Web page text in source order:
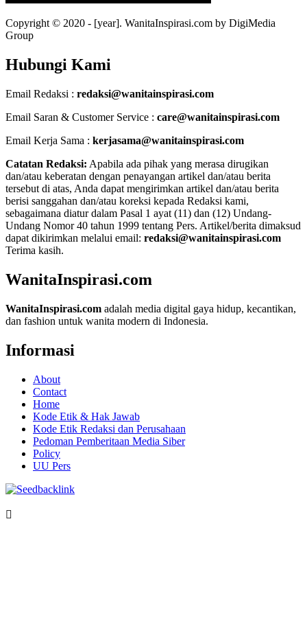
Copyright © 2020 - [year]. WanitaInspirasi.com by DigiMedia
Group
Hubungi Kami
Email Redaksi : redaksi@wanitainspirasi.com
Email Saran & Customer Service : care@wanitainspirasi.com
Email Kerja Sama : kerjasama@wanitainspirasi.com
Catatan Redaksi: Apabila ada pihak yang merasa dirugikan
dan/atau keberatan dengan penayangan artikel dan/atau berita
tersebut di atas, Anda dapat mengirimkan artikel dan/atau berita
berisi sanggahan dan/atau koreksi kepada Redaksi kami,
sebagaimana diatur dalam Pasal 1 ayat (11) dan (12) Undang-
Undang Nomor 40 tahun 1999 tentang Pers. Artikel/berita dimaksud
dapat dikirimkan melalui email: redaksi@wanitainspirasi.com
Terima kasih.
WanitaInspirasi.com
WanitaInspirasi.com adalah media digital gaya hidup, kecantikan,
dan fashion untuk wanita modern di Indonesia.
Informasi
About
Contact
Home
Kode Etik & Hak Jawab
Kode Etik Redaksi dan Perusahaan
Pedoman Pemberitaan Media Siber
Policy
UU Pers